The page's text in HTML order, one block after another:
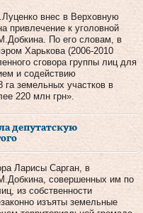
внес в Верховную
привлечение к уголовной
По его словам, в
Харькова (2006-2010
сговора группы лиц для
и содействию
земельных участков в
220 млн грн».
депутатскую
Ларисы Сарган, в
совершенных им по
из собственности
изъяты земельные